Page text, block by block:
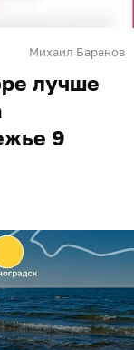
Михаил Баранов
лучше
9